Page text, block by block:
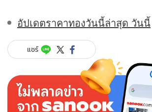
อัปเดตราคาทองวันนี้ล่าสุด วันนี้
แชร์